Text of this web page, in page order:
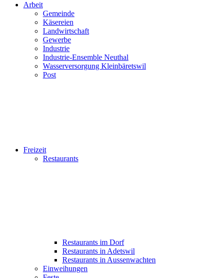
Arbeit
Gemeinde
Käsereien
Landwirtschaft
Gewerbe
Industrie
Industrie-Ensemble Neuthal
Wasserversorgung Kleinbäretswil
Post
Freizeit
Restaurants
Restaurants im Dorf
Restaurants in Adetswil
Restaurants in Aussenwachten
Einweihungen